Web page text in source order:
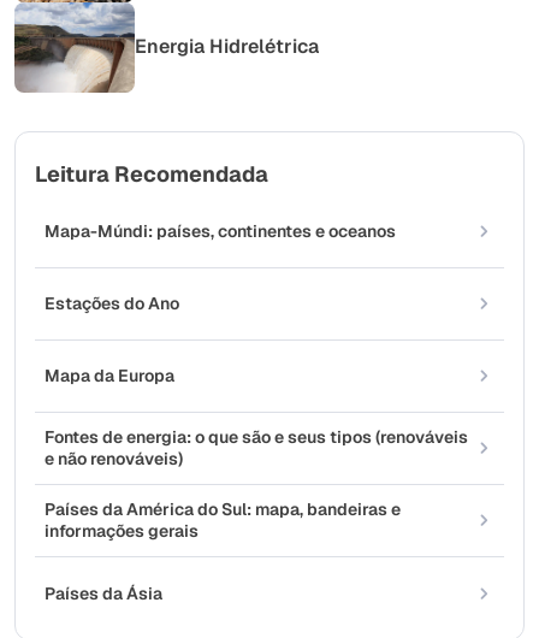
Energia Hidrelétrica
Leitura Recomendada
Mapa-Múndi: países, continentes e oceanos
Estações do Ano
Mapa da Europa
Fontes de energia: o que são e seus tipos (renováveis
e não renováveis)
Países da América do Sul: mapa, bandeiras e
informações gerais
Países da Ásia